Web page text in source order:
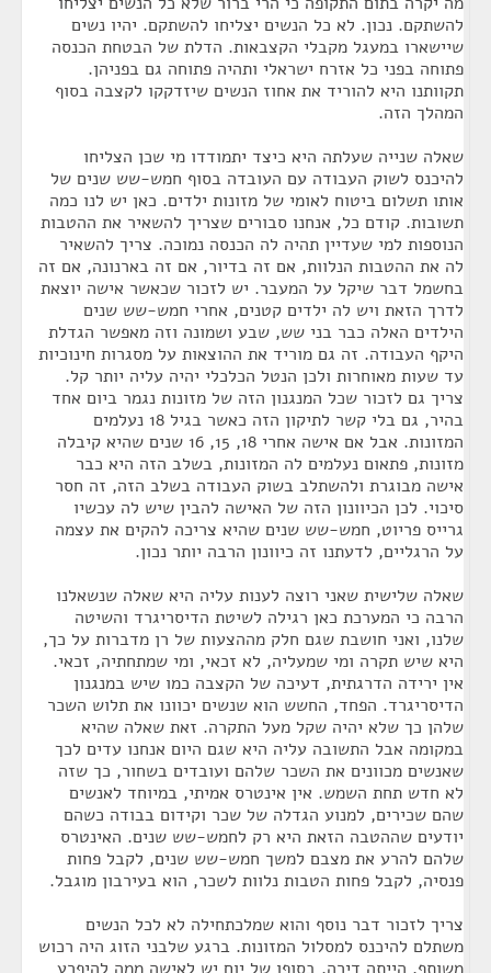
להשתקם. נכון. לא כל הנשים יצליחו להשתקם. יהיו נשים
שיישארו במעגל מקבלי הקצבאות. הדלת של הבטחת הכנסה
פתוחה בפני כל אזרח ישראלי ותהיה פתוחה גם בפניהן.
תקוותנו היא להוריד את אחוז הנשים שיזדקקו לקצבה בסוף
המהלך הזה.
שאלה שנייה שעלתה היא כיצד יתמודדו מי שכן הצליחו
להיכנס לשוק העבודה עם העובדה בסוף חמש-שש שנים של
אותו תשלום ביטוח לאומי של מזונות ילדים. כאן יש לנו כמה
תשובות. קודם כל, אנחנו סבורים שצריך להשאיר את ההטבות
הנוספות למי שעדיין תהיה לה הכנסה נמוכה. צריך להשאיר
לה את ההטבות הנלוות, אם זה בדיור, אם זה בארנונה, אם זה
בחשמל דבר שיקל על המעבר. יש לזכור שכאשר אישה יוצאת
לדרך הזאת ויש לה ילדים קטנים, אחרי חמש-שש שנים
הילדים האלה כבר בני שש, שבע ושמונה וזה מאפשר הגדלת
היקף העבודה. זה גם מוריד את ההוצאות על מסגרות חינוכיות
עד שעות מאוחרות ולכן הנטל הכלכלי יהיה עליה יותר קל.
צריך גם לזכור שכל המנגנון הזה של מזונות נגמר ביום אחד
בהיר, גם בלי קשר לתיקון הזה כאשר בגיל 18 נעלמים
המזונות. אבל אם אישה אחרי 18, 15, 16 שנים שהיא קיבלה
מזונות, פתאום נעלמים לה המזונות, בשלב הזה היא כבר
אישה מבוגרת ולהשתלב בשוק העבודה בשלב הזה, זה חסר
סיכוי. לכן הכיוונון הזה של האישה להבין שיש לה עכשיו
גרייס פריוט, חמש-שש שנים שהיא צריכה להקים את עצמה
על הרגליים, לדעתנו זה כיוונון הרבה יותר נכון.
שאלה שלישית שאני רוצה לענות עליה היא שאלה שנשאלנו
הרבה כי המערכת כאן רגילה לשיטת הדיסריגרד והשיטה
שלנו, ואני חושבת שגם חלק מההצעות של רן מדברות על כך,
היא שיש תקרה ומי שמעליה, לא זכאי, ומי שמתחתיה, זכאי.
אין ירידה הדרגתית, דעיכה של הקצבה כמו שיש במנגנון
הדיסריגרד. הפחד, החשש הוא שנשים יכוונו את תלוש השכר
שלהן כך שלא יהיה שקל מעל התקרה. זאת שאלה שהיא
במקומה אבל התשובה עליה היא שגם היום אנחנו עדים לכך
שאנשים מכוונים את השכר שלהם ועובדים בשחור, כך שזה
לא חדש תחת השמש. אין אינטרס אמיתי, במיוחד לאנשים
שהם שכירים, למנוע הגדלה של שכר וקידום בבודה כשהם
יודעים שההטבה הזאת היא רק לחמש-שש שנים. האינטרס
שלהם להרע את מצבם למשך חמש-שש שנים, לקבל פחות
פנסיה, לקבל פחות הטבות נלוות לשכר, הוא בעירבון מוגבל.
צריך לזכור דבר נוסף והוא שמלכתחילה לא לכל הנשים
משתלם להיכנס למסלול המזונות. ברגע שלבני הזוג היה רכוש